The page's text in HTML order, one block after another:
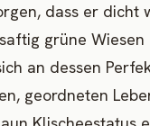
dass er dicht
grüne
an dessen
geordneten